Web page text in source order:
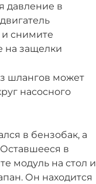
давление в
и снимите
на защелки
шлангов может
насосного
в бензобак, а
Оставшееся в
модуль на стол и
Он находится